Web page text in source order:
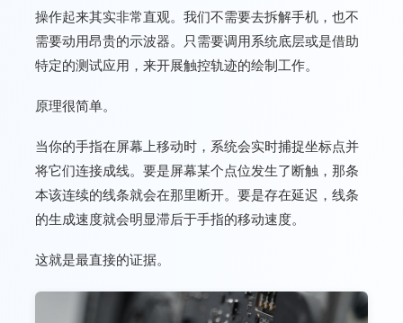
操作起来其实非常直观。我们不需要去拆解手机，也不
需要动用昂贵的示波器。只需要调用系统底层或是借助
特定的测试应用，来开展触控轨迹的绘制工作。
原理很简单。
当你的手指在屏幕上移动时，系统会实时捕捉坐标点并
将它们连接成线。要是屏幕某个点位发生了断触，那条
本该连续的线条就会在那里断开。要是存在延迟，线条
的生成速度就会明显滞后于手指的移动速度。
这就是最直接的证据。